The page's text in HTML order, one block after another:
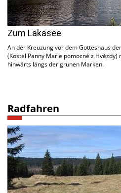
Zum Lakasee
An der Kreuzung vor dem Gotteshaus
(Kostel Panny Marie pomocné z Hvězdy)
hinwärts längs der grünen Marken.
Radfahren